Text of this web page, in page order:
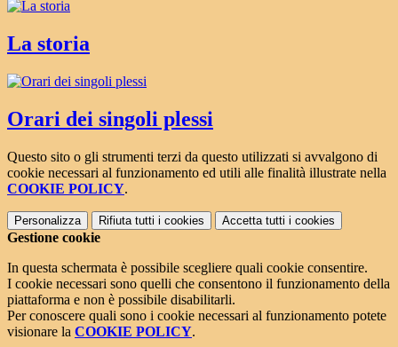
La storia
Orari dei singoli plessi
Questo sito o gli strumenti terzi da questo utilizzati si avvalgono di
cookie necessari al funzionamento ed utili alle finalità illustrate nella
COOKIE POLICY.
Personalizza Rifiuta tutti i cookies Accetta tutti i cookies
Gestione cookie
In questa schermata è possibile scegliere quali cookie consentire.
I cookie necessari sono quelli che consentono il funzionamento della
piattaforma e non è possibile disabilitarli.
Per conoscere quali sono i cookie necessari al funzionamento potete
visionare la COOKIE POLICY.